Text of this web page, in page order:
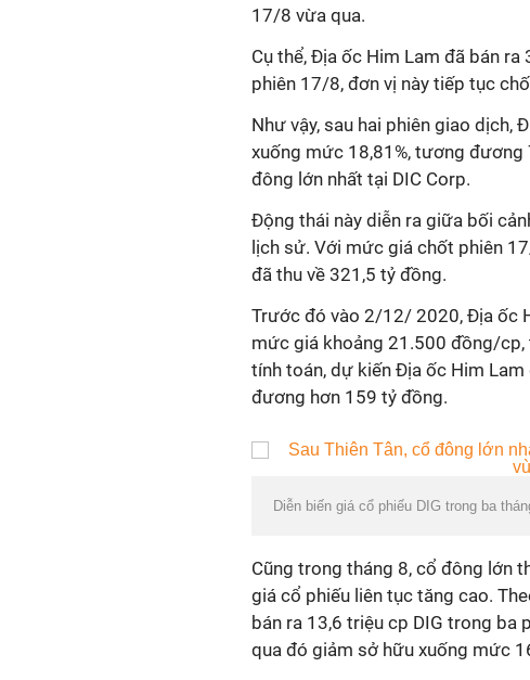
17/8 vừa qua.
Cụ thể, Địa ốc Him Lam đã bán
phiên 17/8, đơn vị này tiếp tục
Như vậy, sau hai phiên giao dịch,
xuống mức 18,81%, tương
đông lớn nhất tại DIC Corp.
Động thái này diễn ra giữa bối
lịch sử. Với mức giá chốt phiên
đã thu về 321,5 tỷ đồng.
Trước đó vào 2/12/ 2020, Địa ốc
mức giá khoảng 21.500 đồng/cp,
tính toán, dự kiến Địa ốc Him
đương hơn 159 tỷ đồng.
Diễn biến giá cổ phiếu DIG trong ba
Cũng trong tháng 8, cổ đông lớn
giá cổ phiếu liên tục tăng cao.
bán ra 13,6 triệu cp DIG trong
qua đó giảm sở hữu xuống mức